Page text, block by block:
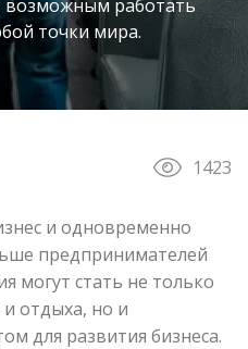
возможным работать
точки мира.
1423
и одновременно
предпринимателей
могут стать не только
отдыха, но и
для развития бизнеса.